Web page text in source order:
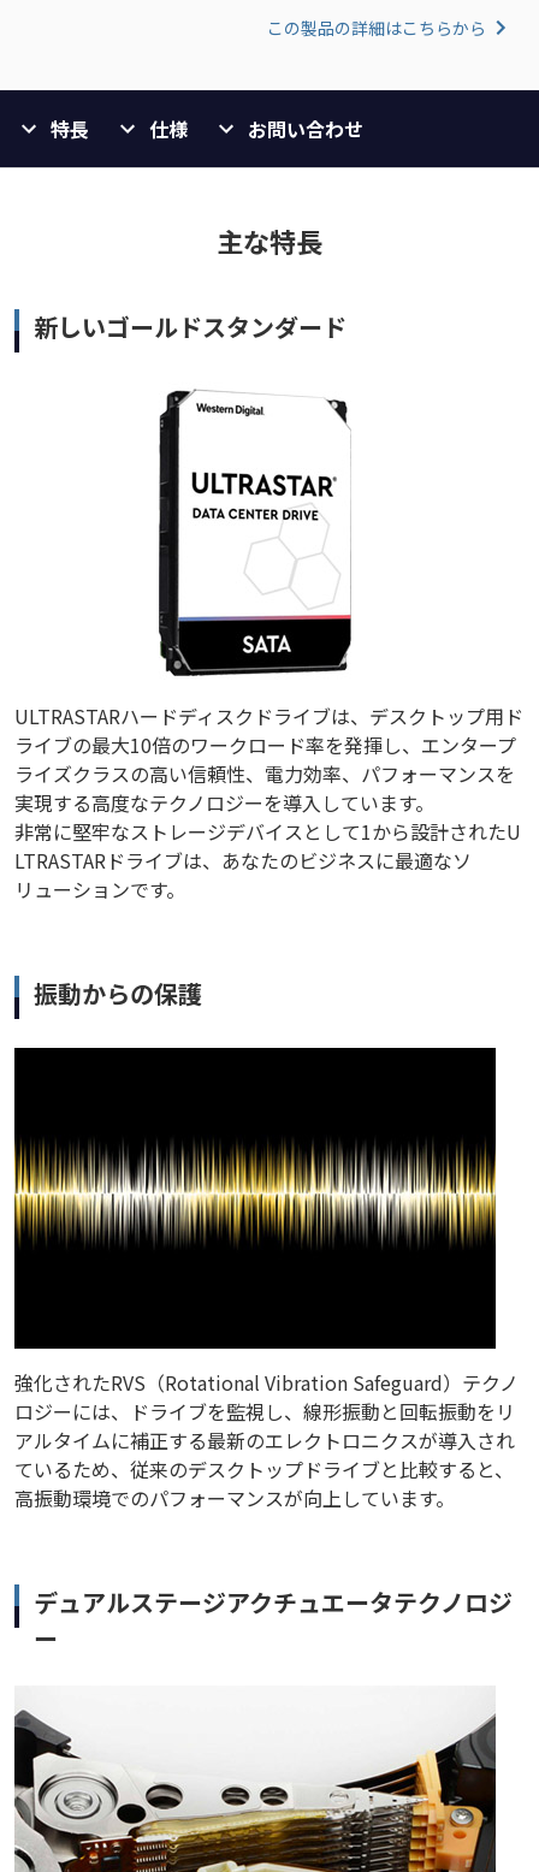
この製品の詳細はこちらから
特長 仕様 お問い合わせ
主な特長
新しいゴールドスタンダード
ULTRASTARハードディスクドライブは、デスクトップ用ド
ライブの最大10倍のワークロード率を発揮し、エンタープ
ライズクラスの高い信頼性、電力効率、パフォーマンスを
実現する高度なテクノロジーを導入しています。
非常に堅牢なストレージデバイスとして1から設計されたU
LTRASTARドライブは、あなたのビジネスに最適なソ
リューションです。
振動からの保護
強化されたRVS（Rotational Vibration Safeguard）テクノ
ロジーには、ドライブを監視し、線形振動と回転振動をリ
アルタイムに補正する最新のエレクトロニクスが導入され
ているため、従来のデスクトップドライブと比較すると、
高振動環境でのパフォーマンスが向上しています。
デュアルステージアクチュエータテクノロジ
ー